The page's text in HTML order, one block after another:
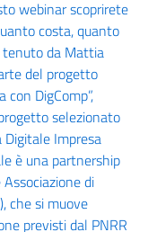
webinar scoprirete
costa, quanto
tenuto da Mattia
del progetto
DigComp”,
selezionato
Impresa
è una partnership
di
che si muove
previsti dal PNRR